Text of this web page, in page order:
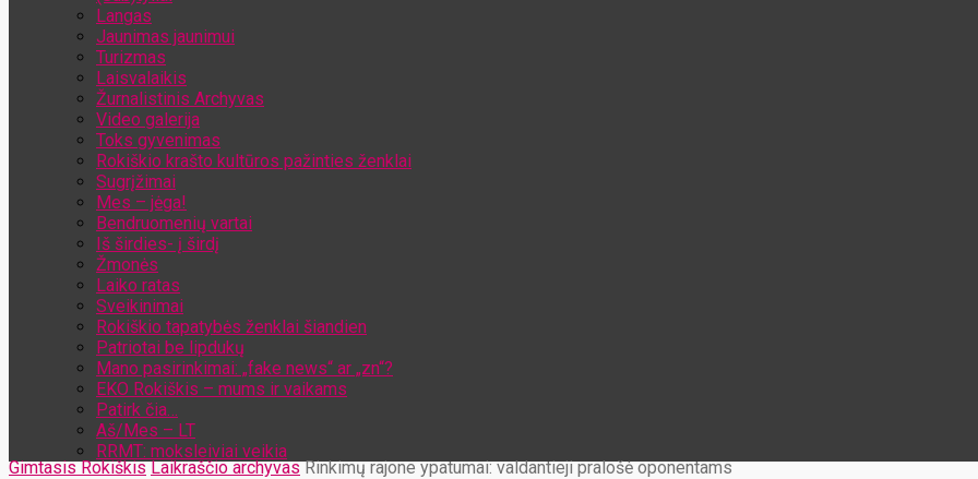
Langas
Jaunimas jaunimui
Turizmas
Laisvalaikis
Žurnalistinis Archyvas
Video galerija
Toks gyvenimas
Rokiškio krašto kultūros pažinties ženklai
Sugrįžimai
Mes – jėga!
Bendruomenių vartai
Iš širdies- į širdį
Žmonės
Laiko ratas
Sveikinimai
Rokiškio tapatybės ženklai šiandien
Patriotai be lipdukų
Mano pasirinkimai: „fake news“ ar „zn“?
EKO Rokiškis – mums ir vaikams
Patirk čia…
Aš/Mes – LT
RRMT: moksleiviai veikia
Gimtasis Rokiškis Laikraščio archyvas Rinkimų rajone ypatumai: valdantieji pralošė oponentams